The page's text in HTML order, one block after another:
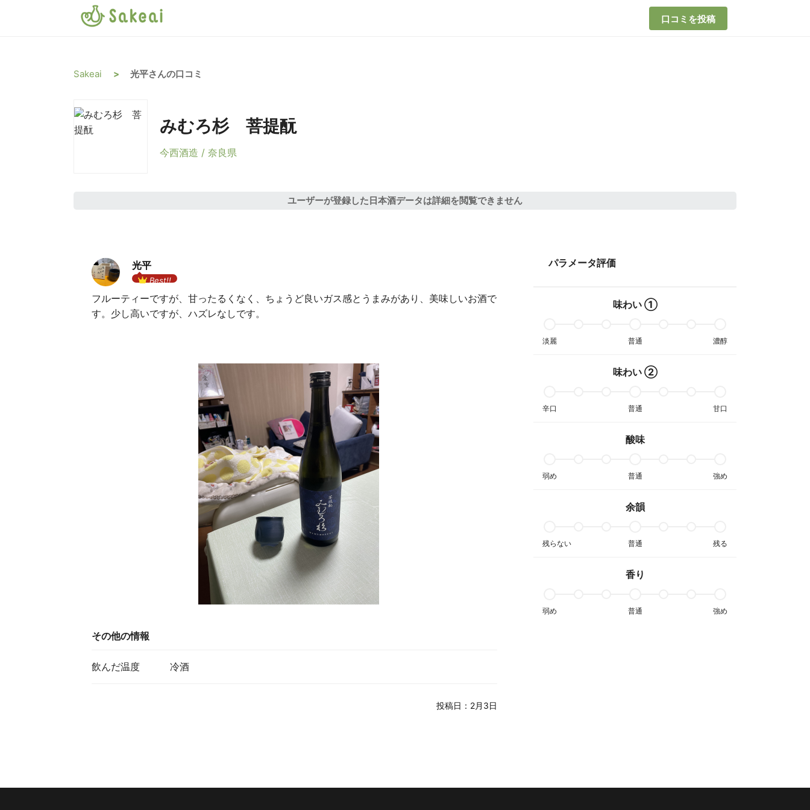
口コミを投稿
Sakeai > 光平さんの口コミ
みむろ杉 菩提酛
今西酒造 / 奈良県
ユーザーが登録した日本酒データは詳細を閲覧できません
光平
Best!!
フルーティーですが、甘ったるくなく、ちょうど良いガス感とうまみがあり、美味しいお酒で
その他の情報
飲んだ温度 冷酒
投稿日：2月3日
パラメータ評価
味わい ①
淡麗 普通 濃醇
味わい ②
辛口 普通 甘口
酸味
弱め 普通 強め
余韻
残らない 普通 残る
香り
弱め 普通 強め